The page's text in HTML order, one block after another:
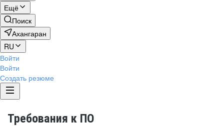
Ещё
Поиск
Ахангаран
RU
Войти
Войти
Создать резюме
Требования к ПО